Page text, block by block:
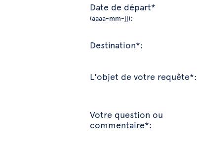
Date de départ*
(aaaa-mm-jj):
Destination*:
L'objet de votre requête*:
Votre question ou
commentaire*: